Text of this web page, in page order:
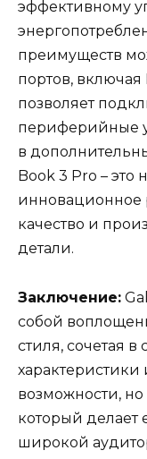
эффективному
преимуществ
портов,
позволяет
периферийные
в
Book 3 Pro – это
инновационное
качество и
детали.
Заключение:
собой
стиля, сочетая
возможности,
который делает
широкой